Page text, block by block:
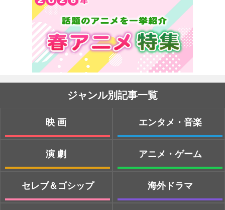
ジャンル別記事一覧
映画
演劇
セレブ＆ゴシップ
エンタメ・音楽
アニメ・ゲーム
海外ドラマ